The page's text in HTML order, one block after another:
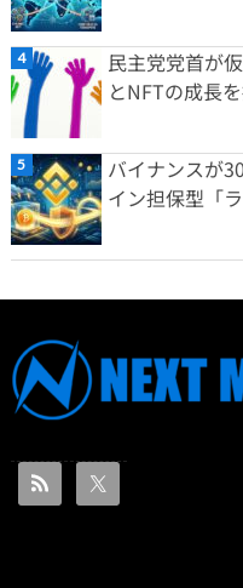
民主党党首が
とNFTの成長
バイナンスが
イン担保型「